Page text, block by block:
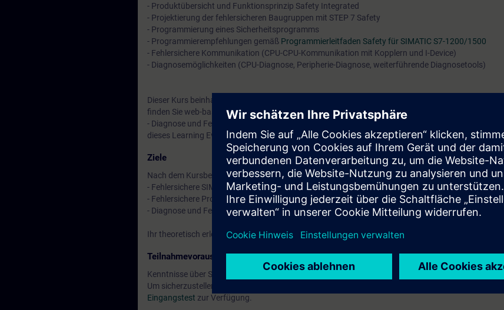
- Produktübersicht und Funktionsprinzip Safety Integrated
- Projektierung der fehlersicheren Baugruppen mit STEP 7 Safety
- Programmierung eines Sicherheitsprogramms
- Programmierempfehlungen gemäß Programmierleitfaden Safety für SIMATIC S7-1200/1500
- Fehlersichere Kommunikation (CPU-CPU-Kommunikation mit Kopplern und I-Device)
- Diagnosemöglichkeiten (CPU-Diagnose, Peripherie-Diagnose, weiterführende Diagnosetools)
Dieser Kurs beinhaltet eine 4-wöchige Learning Membership für unsere digitale Lernplattform
finden Sie web-based Trainings zu dem ThemaTIA Safety Integrated (Curriculum)
- Diagnose und Fehlersuche (Curriculum)
, und vielen mehr. Mit der Learning Membership können
dieses Learning Events vertiefen oder wiederholen als auch sich zu anderen interessanten
Ziele
Nach dem Kursbesuch können Sie:
- Fehlersichere SIMATIC-Steuerungen in Betrieb nehmen
- Fehlersichere Programme in den Programmiersprachen FUP bzw. KOP erstellen
- Diagnose und Fehlersuche in fehlersicheren Systemen und Programmen durchführen
Ihr theoretisch erlerntes Wissen vertiefen Sie durch zahlreiche praxisorientierte Übungen in unserer
Teilnahmevoraussetzung
Kenntnisse über SIMATIC S7 entsprechend dem Kurs
Um sicherzustellen, dass der von Ihnen gewählte Kurs Ihren Kompetenzen entspricht, steht Ihnen
Eingangstest zur Verfügung.